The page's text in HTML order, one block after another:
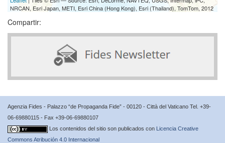
NRCAN, Esri Japan, METI, Esri China (Hong Kong), Esri (Thailand), TomTom, 2012
Compartir:
Agenzia Fides - Palazzo “de Propaganda Fide” - 00120 - Città del Vaticano Tel. +39-
06-69880115 - Fax +39-06-69880107
Los contenidos del sitio son publicados con Licencia Creative
Commons Atribución 4.0 Internacional